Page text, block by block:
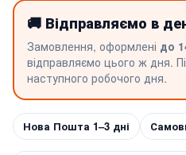
🚚 Відправляємо в
Замовлення, оформлені до
відправляємо цього ж дня.
наступного робочого дня.
Нова Пошта 1–3 дні